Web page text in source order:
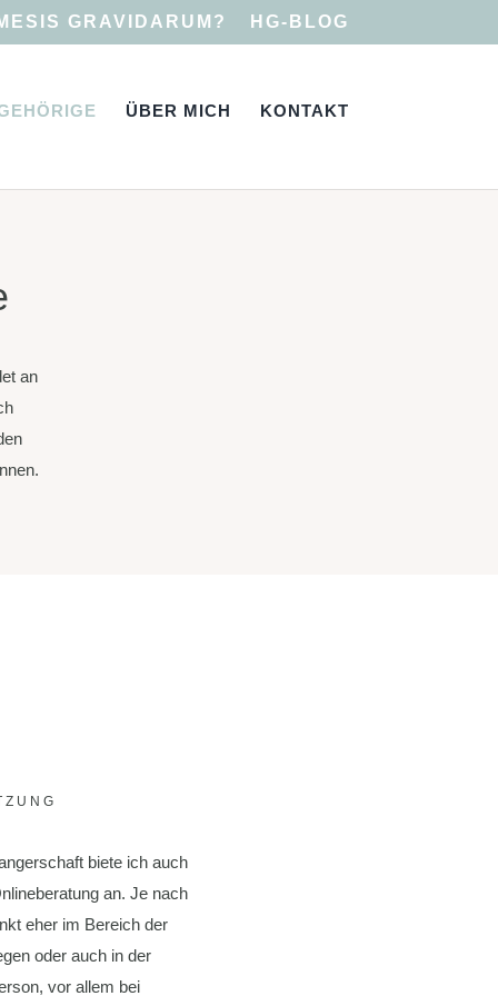
GRAVIDARUM? HG-BLOG
ÜBER MICH KONTAKT
an
biete ich auch
an. Je nach
eher im Bereich der
oder auch in der
vor allem bei